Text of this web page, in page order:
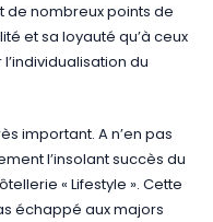
de nombreux points de
et sa loyauté qu’à ceux
du
important. A n’en pas
l’insolant succès du
« Lifestyle ». Cette
échappé aux majors